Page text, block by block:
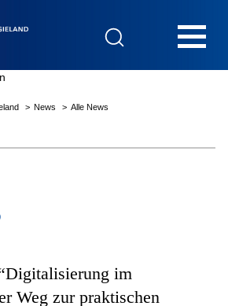
News Alle News
im
Weg zur praktischen